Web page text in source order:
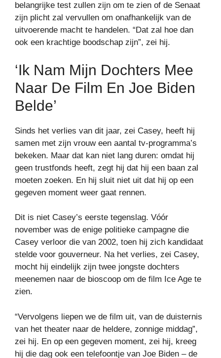
belangrijke test zullen zijn om te zien of de Senaat
zijn plicht zal vervullen om onafhankelijk van de
uitvoerende macht te handelen. “Dat zal hoe dan
ook een krachtige boodschap zijn”, zei hij.
‘Ik Nam Mijn Dochters Mee
Naar De Film En Joe Biden
Belde’
Sinds het verlies van dit jaar, zei Casey, heeft hij
samen met zijn vrouw een aantal tv-programma’s
bekeken. Maar dat kan niet lang duren: omdat hij
geen trustfonds heeft, zegt hij dat hij een baan zal
moeten zoeken. En hij sluit niet uit dat hij op een
gegeven moment weer gaat rennen.
Dit is niet Casey’s eerste tegenslag. Vóór
november was de enige politieke campagne die
Casey verloor die van 2002, toen hij zich kandidaat
stelde voor gouverneur. Na het verlies, zei Casey,
mocht hij eindelijk zijn twee jongste dochters
meenemen naar de bioscoop om de film Ice Age te
zien.
“Vervolgens liepen we de film uit, van de duisternis
van het theater naar de heldere, zonnige middag”,
zei hij. En op een gegeven moment, zei hij, kreeg
hij die dag ook een telefoontje van Joe Biden – de